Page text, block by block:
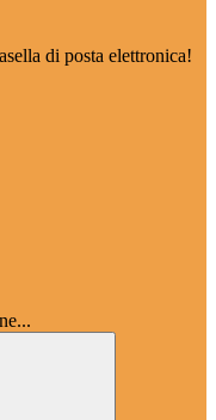
di posta elettronica!